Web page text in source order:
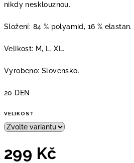
nikdy nesklouznou.
Složení: 84 % polyamid, 16 % elastan.
Velikost: M, L, XL.
Vyrobeno: Slovensko.
20 DEN
VELIKOST
299 Kč